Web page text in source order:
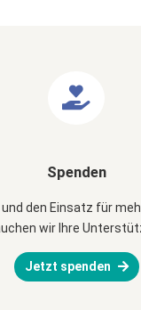
Spenden
den Einsatz für
wir Ihre
Jetzt spenden